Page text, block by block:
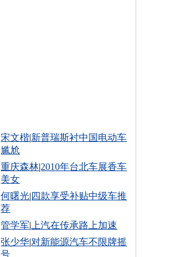
宋文楷|新普瑞斯衬中国电动车
尴尬
重庆森林|2010年台北车展香车
美女
何曙光| 四款享受补贴中级车推
荐
管学军| 上汽在传承路上加速
张少华|对新能源汽车不限牌摇
号